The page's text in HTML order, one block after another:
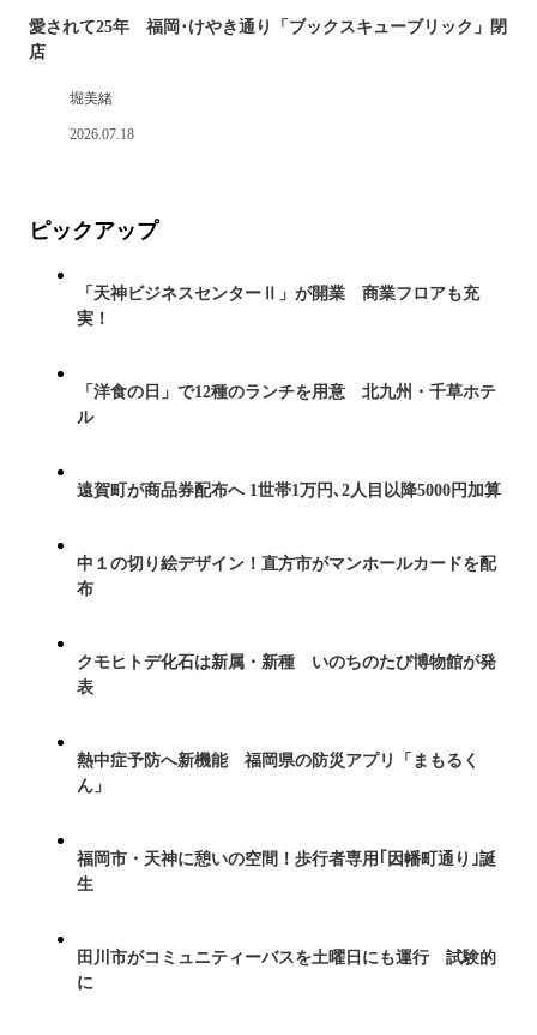
愛されて25年 福岡･けやき通り「ブックスキューブリック」閉
店
堀美緒
2026.07.18
ピックアップ
「天神ビジネスセンターⅡ」が開業 商業フロアも充
実！
「洋食の日」で12種のランチを用意 北九州・千草ホテ
ル
遠賀町が商品券配布へ 1世帯1万円､2人目以降5000円加算
中１の切り絵デザイン！直方市がマンホールカードを配
布
クモヒトデ化石は新属・新種 いのちのたび博物館が発
表
熱中症予防へ新機能 福岡県の防災アプリ「まもるく
ん」
福岡市・天神に憩いの空間！歩行者専用｢因幡町通り｣誕
生
田川市がコミュニティーバスを土曜日にも運行 試験的
に